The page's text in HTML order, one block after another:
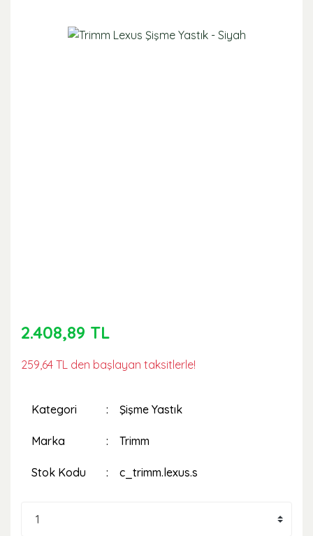
2.408,89 TL
259,64 TL den başlayan taksitlerle!
Kategori Şişme Yastık
Marka Trimm
Stok Kodu c_trimm.lexus.s